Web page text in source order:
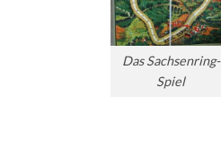
Das Sachsenring-
Spiel